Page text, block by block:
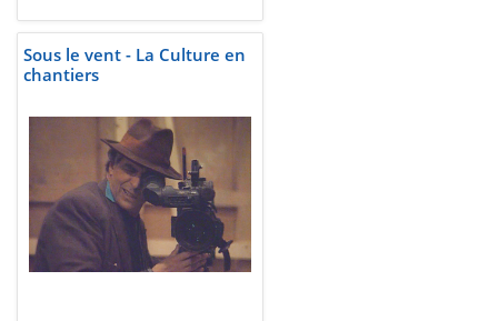
Sous le vent - La Culture en
chantiers